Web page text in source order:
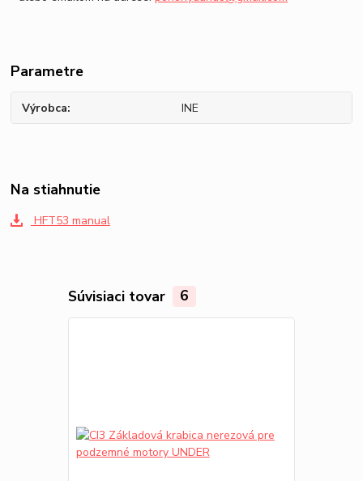
Parametre
Výrobca INE
Na stiahnutie
HFT53 manual
Súvisiaci tovar 6